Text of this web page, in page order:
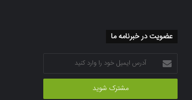
عضویت در خبرنامه ما
آدرس
ایمیل
خود